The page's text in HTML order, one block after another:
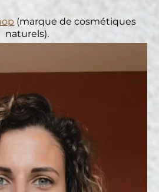
(marque de cosmétiques
naturels).